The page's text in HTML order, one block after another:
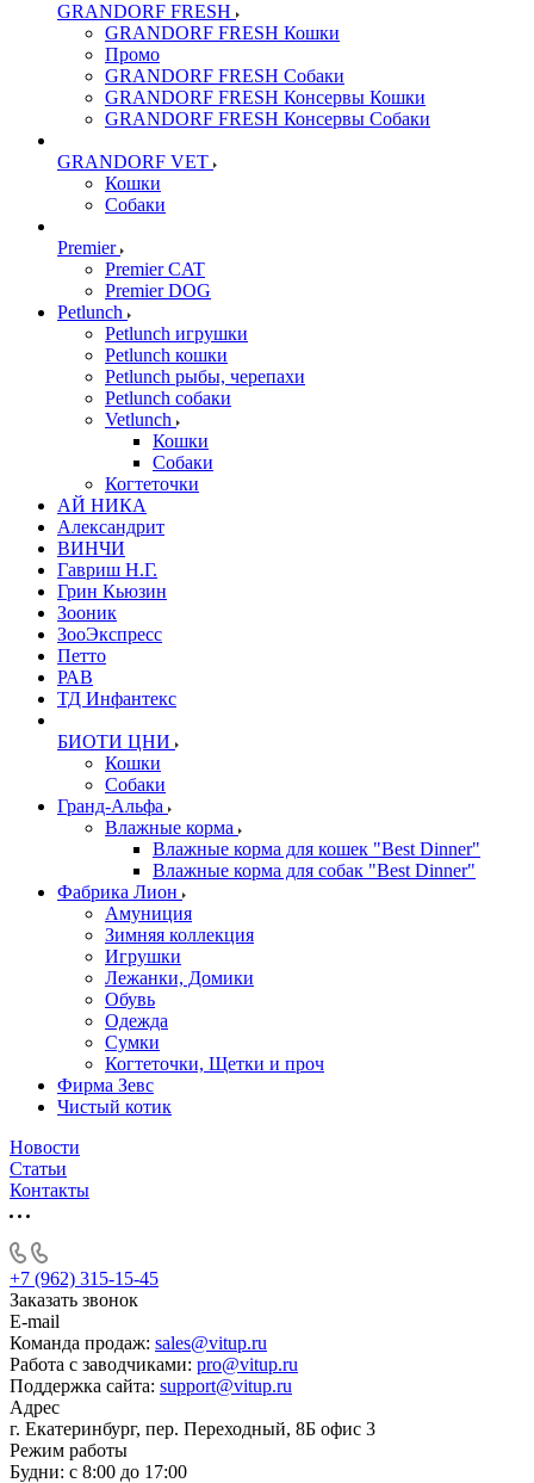
GRANDORF FRESH
GRANDORF FRESH Кошки
Промо
GRANDORF FRESH Собаки
GRANDORF FRESH Консервы Кошки
GRANDORF FRESH Консервы Собаки
GRANDORF VET
Кошки
Собаки
Premier
Premier CAT
Premier DOG
Petlunch
Petlunch игрушки
Petlunch кошки
Petlunch рыбы, черепахи
Petlunch собаки
Vetlunch
Кошки
Собаки
Когтеточки
АЙ НИКА
Александрит
ВИНЧИ
Гавриш Н.Г.
Грин Кьюзин
Зооник
ЗооЭкспресс
Петто
РАВ
ТД Инфантекс
БИОТИ ЦНИ
Кошки
Собаки
Гранд-Альфа
Влажные корма
Влажные корма для кошек "Best Dinner"
Влажные корма для собак "Best Dinner"
Фабрика Лион
Амуниция
Зимняя коллекция
Игрушки
Лежанки, Домики
Обувь
Одежда
Сумки
Когтеточки, Щетки и проч
Фирма Зевс
Чистый котик
Новости
Статьи
Контакты
+7 (962) 315-15-45
Заказать звонок
E-mail
Команда продаж: sales@vitup.ru
Работа с заводчиками: pro@vitup.ru
Поддержка сайта: support@vitup.ru
Адрес
г. Екатеринбург, пер. Переходный, 8Б офис 3
Режим работы
Будни: с 8:00 до 17:00